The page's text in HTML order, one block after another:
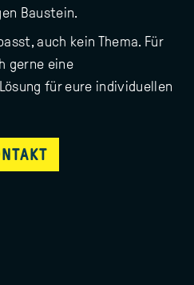
Baustein.
auch kein Thema. Für
gerne eine
für eure individuellen